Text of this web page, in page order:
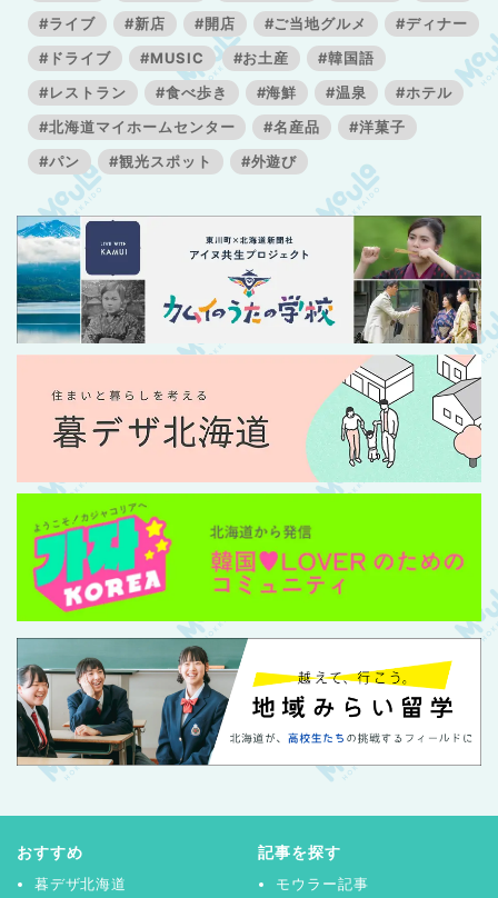
#ライブ
#新店 #開店 #ご当地グルメ
#ディナー
#ドライブ
#MUSIC #お土産
#韓国語
#レストラン
#食べ歩き #海鮮 #温泉
#ホテル
#北海道マイホームセンター
#名産品
#洋菓子
#パン
#観光スポット #外遊び
おすすめ
暮デザ北海道
記事を探す
モウラー記事